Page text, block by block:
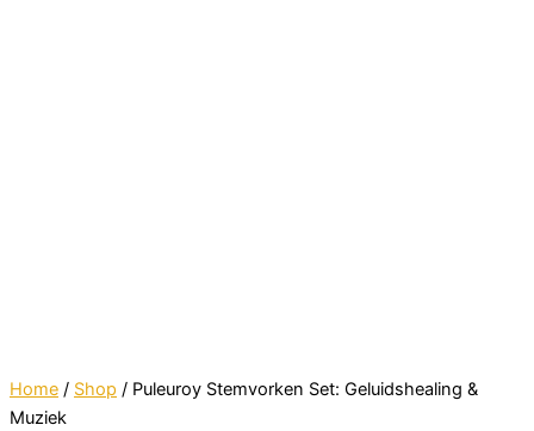
Home / Shop / Puleuroy Stemvorken Set: Geluidshealing &
Muziek